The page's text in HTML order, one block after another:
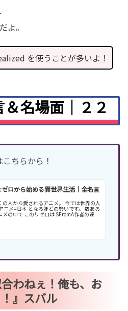
よ。
を使うことが多いよ！
名場面｜２２
ちらから！
ゼロから始める異世界生活｜全名言
の人から愛されるアニメ。 今では世界の人
ニメ=日本 となるほどの勢いです。 数ある
メの中で このリゼロは SFromA作者の達磨
見ても レベルが高い。 漫画では表せない感
合わねぇ！俺も、お
』スバル